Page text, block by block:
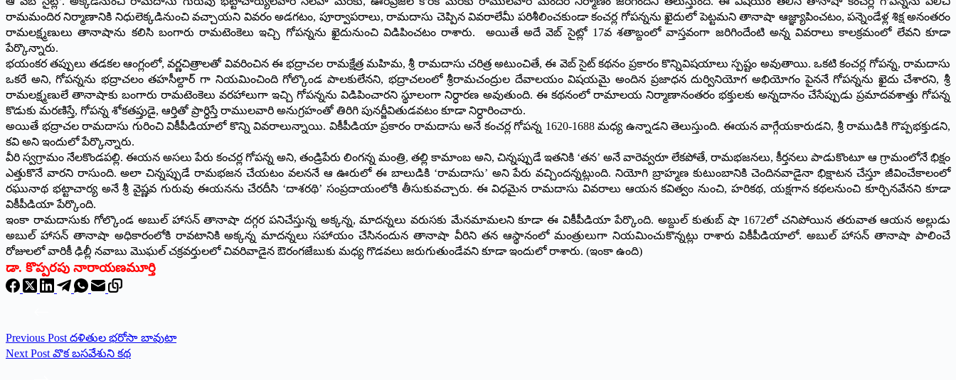
రామమందిర నిర్మాణానికి నిధులెక్కడినుంచి వచ్చాయని వివరం అడగటం, పూర్వాపరాలు, రామదాసు చెప్పిన వివరాలేమీ పరిశీలించకుండా కంచర్ల గోపన్నను ఖైదులో పెట్టమని తానాషా ఆజ్ఞ్యాపించటం, పన్నెండేళ్ల శిక్ష అనంతరం
రామలక్ష్మణులు తానాషాను కలిసి బంగారు రామటెంకెలు ఇచ్చి గోపన్నను ఖైదునుంచి విడిపించటం రాశారు. అయితే అదే వెబ్ సైట్లో 17వ శతాబ్దంలో వాస్తవంగా జరిగిందేంటి అన్న వివరాలు కాలక్రమంలో లేవని కూడా
పేర్కొన్నారు.
భయంకర తప్పులు తడకల ఆంగ్లంలో, వర్ణచిత్రాలతో వివరించిన ఈ భద్రాచల రామక్షేత్ర మహిమ, శ్రీ రామదాసు చరిత్ర అటుంచితే, ఈ వెబ్ సైట్ కథనం ప్రకారం కొన్నివిషయాలు స్పష్టం అవుతాయి. ఒకటి కంచర్ల గోపన్న, రామదాసు
ఒకరే అని, గోపన్నను భద్రాచలం తహసీల్దార్ గా నియమించింది గోల్కొండ పాలకులేనని, భద్రాచలంలో శ్రీరామచంద్రుల దేవాలయం విషయమై అందిన ప్రజాధన దుర్వినియోగ అభియోగం పైననే గోపన్నను ఖైదు చేశారని, శ్రీ
రామలక్ష్మణులే తానాషాకు బంగారు రామటెంకెలు వరహాలుగా ఇచ్చి గోపన్నను విడిపించారని స్థూలంగా నిర్ధారణ అవుతుంది. ఈ కథనంలో రామాలయ నిర్మాణానంతరం భక్తులకు అన్నదానం చేసేప్పుడు ప్రమాదవశాత్తు గోపన్న
కొడుకు మరణిస్తే, గోపన్న శోకతప్తుడై, ఆర్తితో ప్రార్ధిస్తే రాములవారి అనుగ్రహంతో తిరిగి పునర్జీవితుడవటం కూడా నిర్ధారించారు.
అయితే భద్రాచల రామదాసు గురించి వికీపీడియాలో కొన్ని వివరాలున్నాయి. వికీపీడియా ప్రకారం రామదాసు అనే కంచర్ల గోపన్న 1620-1688 మధ్య ఉన్నాడని తెలుస్తుంది. ఈయన వాగ్గేయకారుడని, శ్రీ రాముడికి గొప్పభక్తుడని,
కవి అని ఇందులో పేర్కొన్నారు.
వీరి స్వగ్రామం నేలకొండపల్లి. ఈయన అసలు పేరు కంచర్ల గోపన్న అని, తండ్రిపేరు లింగన్న మంత్రి, తల్లి కామాంబ అని, చిన్నప్పుడే ఇతనికి ‘తన’ అనే వారెవ్వరూ లేకపోతే, రామభజనలు, కీర్తనలు పాడుకొంటూ ఆ గ్రామంలోనే భిక్షం
ఎత్తుకొనే వారని రాసుంది. అలా చిన్నప్పుడే రామభజన చేయటం వలననే ఆ ఊరులో ఈ బాలుడికి ‘రామదాసు’ అని పేరు వచ్చిందన్నట్లుంది. నియోగి బ్రాహ్మణ కుటుంబానికి చెందినవాడైనా భిక్షాటన చేస్తూ జీవించేకాలంలో
రఘునాథ భట్టాచార్య అనే శ్రీ వైష్ణవ గురువు ఈయనను చేరదీసి ‘దాశరథి’ సంప్రదాయంలోకి తీసుకువచ్చారు. ఈ విధమైన రామదాసు వివరాలు ఆయన కవిత్వం నుంచి, హరికథ, యక్షగాన కథలనుంచి కూర్చినవేనని కూడా
వికీపీడియా పేర్కొంది.
ఇంకా రామదాసుకు గోల్కొండ అబుల్ హాసన్ తానాషా దగ్గర పనిచేస్తున్న అక్కన్న, మాదన్నలు వరుసకు మేనమామలని కూడా ఈ వికీపీడియా పేర్కొంది. అబ్దుల్ కుతుబ్ షా 1672లో చనిపోయిన తరువాత ఆయన అల్లుడు
అబుల్ హాసన్ తానాషా అధికారంలోకి రావటానికి అక్కన్న మాదన్నలు సహాయం చేసినందున తానాషా వీరిని తన ఆస్థానంలో మంత్రులుగా నియమించుకొన్నట్లు రాశారు వికీపీడియాలో. అబుల్ హాసన్ తానాషా పాలించే
రోజులలో వారికీ ఢిల్లీ నవాబు మొఘల్ చక్రవర్తులలో చివరివాడైన ఔరంగజేబుకు మధ్య గొడవలు జరుగుతుండేవని కూడా ఇందులో రాశారు. (ఇంకా ఉంది)
డా. కొప్పరపు నారాయణమూర్తి
Previous Post దళితుల భరోసా బావుటా
Next Post వొక బసవేశుని కథ